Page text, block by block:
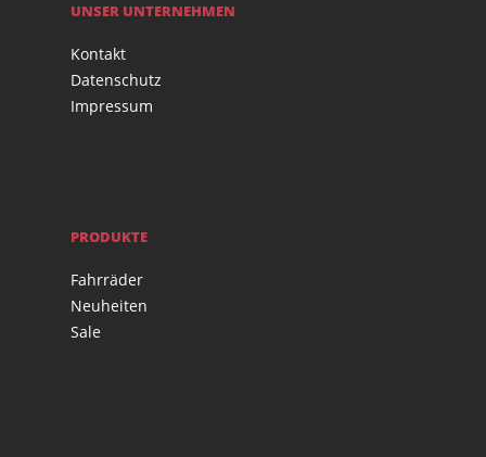
UNSER UNTERNEHMEN
Kontakt
Datenschutz
Impressum
PRODUKTE
Fahrräder
Neuheiten
Sale